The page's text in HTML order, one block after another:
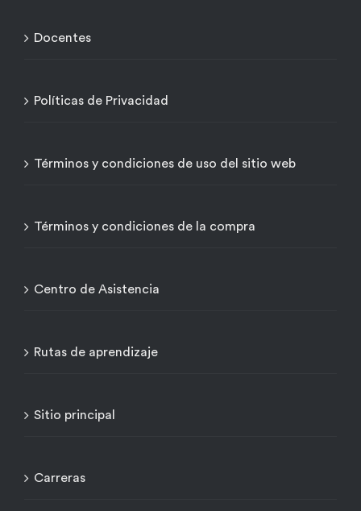
Docentes
Políticas de Privacidad
Términos y condiciones de uso del sitio web
Términos y condiciones de la compra
Centro de Asistencia
Rutas de aprendizaje
Sitio principal
Carreras